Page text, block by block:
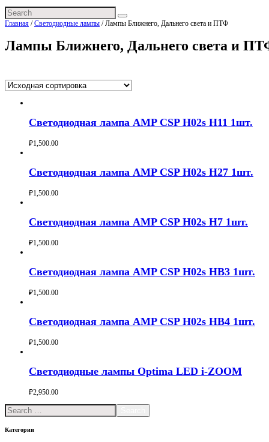
Главная /Светодиодные лампы / Лампы Ближнего, Дальнего света и ПТФ
Лампы Ближнего, Дальнего света и
Светодиодная лампа AMP CSP H02s H11 1шт.
₽1,500.00
Светодиодная лампа AMP CSP H02s H27 1шт.
₽1,500.00
Светодиодная лампа AMP CSP H02s H7 1шт.
₽1,500.00
Светодиодная лампа AMP CSP H02s HB3 1шт.
₽1,500.00
Светодиодная лампа AMP CSP H02s HB4 1шт.
₽1,500.00
Светодиодные лампы Optima LED i-ZOOM
₽2,950.00
Категории